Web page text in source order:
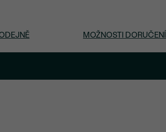
MOŽNOSTI DORUČENÍ